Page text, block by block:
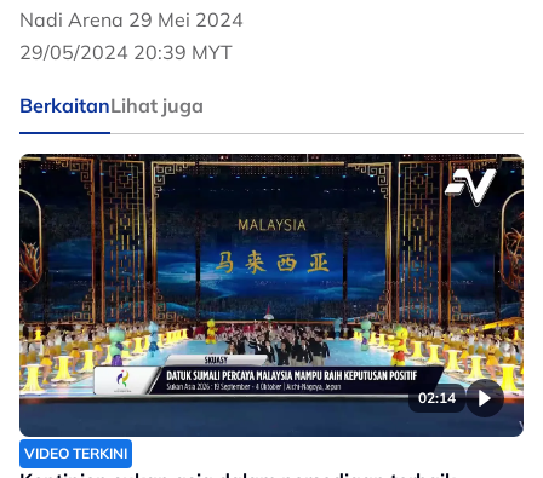
Nadi Arena 29 Mei 2024
29/05/2024 20:39 MYT
BerkaitanLihat juga
02:14
VIDEO TERKINI